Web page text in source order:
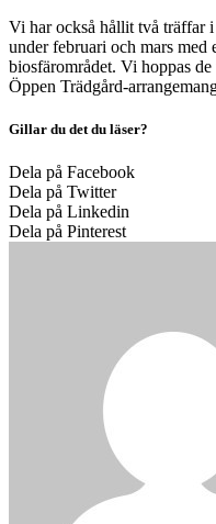
Vi har också hållit två träffar
under februari och mars med
biosfärområdet. Vi hoppas
Öppen Trädgård-
Gillar du det du läser?
Dela på Facebook
Dela på Twitter
Dela på Linkedin
Dela på Pinterest